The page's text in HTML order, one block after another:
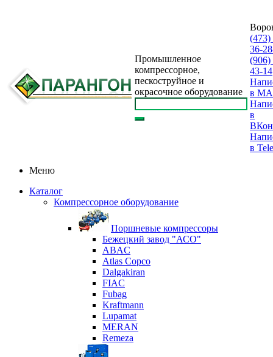
Промышленное
компрессорное,
пескоструйное и
окрасочное оборудование
(473)
36-28
(906)
43-14
в
в
в
Меню
Каталог
Компрессорное оборудование
Поршневые компрессоры
Бежецкий завод "АСО"
ABAC
Atlas Copco
Dalgakiran
FIAC
Fubag
Kraftmann
Lupamat
MERAN
Remeza